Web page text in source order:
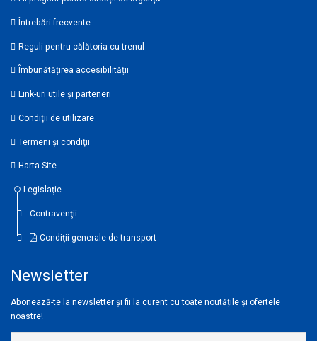
Întrebări frecvente
Reguli pentru călătoria cu trenul
Îmbunătățirea accesibilității
Link-uri utile şi parteneri
Condiţii de utilizare
Termeni şi condiţii
Harta Site
Legislaţie
Contravenţii
Condiţii generale de transport
Newsletter
Abonează-te la newsletter și fii la curent cu toate noutățile și ofertele
noastre!